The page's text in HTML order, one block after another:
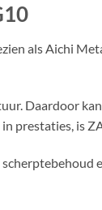
als Aichi
Daardoor
prestaties, is